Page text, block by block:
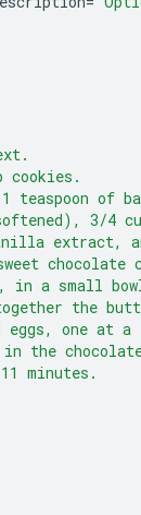
cookies.
of
3/4
extract,
chocolate
in a small
the
one at a
chocolate
minutes.